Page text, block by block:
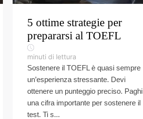
5 ottime strategie per
prepararsi al TOEFL
minuti di lettura
Sostenere il TOEFL è quasi sempre
un’esperienza stressante. Devi
ottenere un punteggio preciso. Paghi
una cifra importante per sostenere il
test. Ti s...